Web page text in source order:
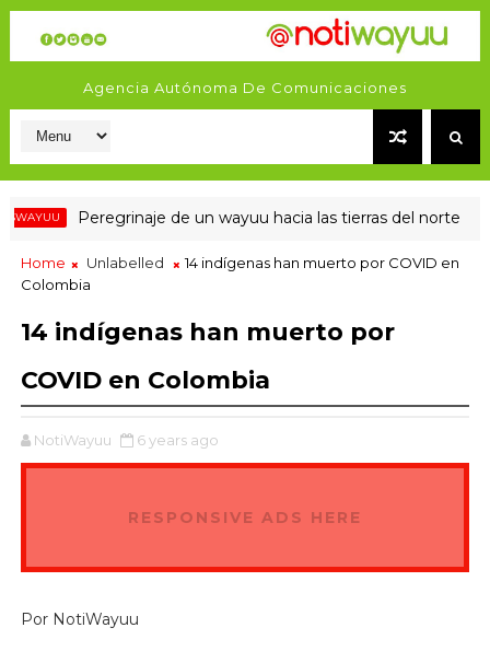
Agencia Autónoma De Comunicaciones
Peregrinaje de un wayuu hacia las tierras del norte
Home Unlabelled
14 indígenas han muerto por COVID en
Colombia
14 indígenas han muerto por
COVID en Colombia
NotiWayuu 6 years ago
RESPONSIVE ADS HERE
Por NotiWayuu